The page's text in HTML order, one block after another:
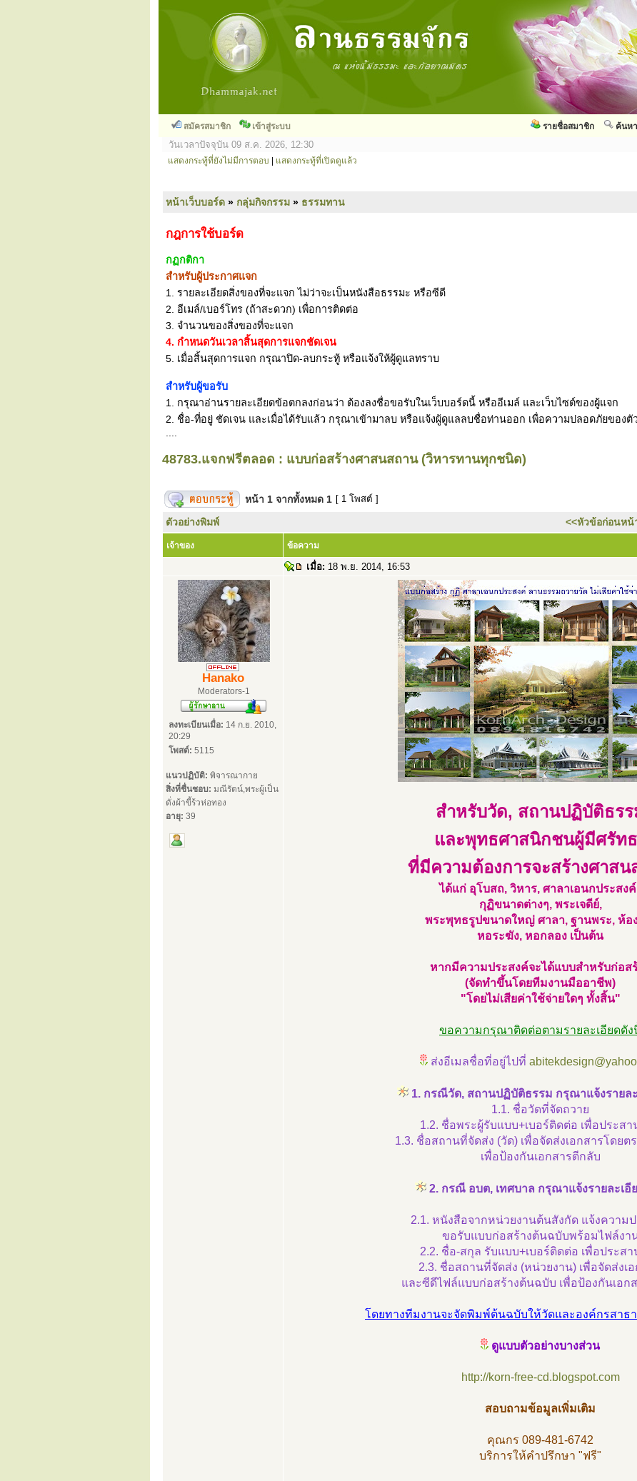
สมัครสมาชิก เข้าสู่ระบบ ค้นหา
รายชื่อสมาชิก
วันเวลาปัจจุบัน 09 ส.ค. 2026, 12:30
แสดงกระทู้ที่ยังไม่มีการตอบ แสดงกระทู้ที่เปิดดูแล้ว
หน้าเว็บบอร์ด » กลุ่มกิจกรรม » ธรรมทาน
กฎการใช้บอร์ด
กฏกติกา
สำหรับผู้ประกาศแจก
1. รายละเอียดสิ่งของที่จะแจก ไม่ว่าจะเป็นหนังสือธรรมะ หรือซีดี
2. อีเมล์/เบอร์โทร (ถ้าสะดวก) เพื่อการติดต่อ
3. จำนวนของสิ่งของที่จะแจก
4. กำหนดวันเวลาสิ้นสุดการแจกชัดเจน
5. เมื่อสิ้นสุดการแจก กรุณาปิด-ลบกระทู้ หรือแจ้งให้ผู้ดูแลทราบ
สำหรับผู้ขอรับ
1. กรุณาอ่านรายละเอียดข้อตกลงก่อนว่า ต้องลงชื่อขอรับในเว็บบอร์ดนี้ หรืออีเมล์ และเว็บไซต์ของผู้แจก
2. ชื่อ-ที่อยู่ ชัดเจน และเมื่อได้รับแล้ว กรุณาเข้ามาลบ หรือแจ้งผู้ดูแลลบชื่อท่านออก เพื่อความปลอดภัยของตั
48783.แจกฟรีตลอด : แบบก่อสร้างศาสนสถาน (วิหารทานทุกชนิด)
หน้า 1 จากทั้งหมด 1 [ 1 โพสต์ ]
ตัวอย่างพิมพ์ <<หัวข้อก่อนหน้
เจ้าของ ข้อความ
เมื่อ: 18 พ.ย. 2014, 16:53
Hanako
Moderators-1
ลงทะเบียนเมื่อ: 14 ก.ย. 2010,
20:29
โพสต์: 5115
แนวปฏิบัติ: พิจารณากาย
สิ่งที่ชื่นชอบ: มณีรัตน์,พระผู้เป็น
ดั่งผ้าขี้ร้วห่อทอง
อายุ: 39
สำหรับวัด, สถานปฏิบัติธร
และพุทธศาสนิกชนผู้มีศรัท
ที่มีความต้องการจะสร้างศาสน
ได้แก่ อุโบสถ, วิหาร, ศาลาเอนกประสงค์
กุฏิขนาดต่างๆ, พระเจดีย์,
พระพุทธรูปขนาดใหญ่ ศาลา, ฐานพระ, ห้อ
หอระฆัง, หอกลอง เป็นต้น
หากมีความประสงค์จะได้แบบสำหรับก่อส
(จัดทำขึ้นโดยทีมงานมืออาชีพ)
"โดยไม่เสียค่าใช้จ่ายใดๆ ทั้งสิ้น"
ขอความกรุณาติดต่อตามรายละเอียดดัง
ส่งอีเมลชื่อที่อยู่ไปที่
1. กรณีวัด, สถานปฏิบัติธรรม กรุณาแจ้งรายล
1.1. ชื่อวัดที่จัดถวาย
1.2. ชื่อพระผู้รับแบบ+เบอร์ติดต่อ เพื่อประสา
1.3. ชื่อสถานที่จัดส่ง (วัด) เพื่อจัดส่งเอกสารโดยต
เพื่อป้องกันเอกสารตีกลับ
2. กรณี อบต, เทศบาล กรุณาแจ้งรายละเอี
2.1. หนังสือจากหน่วยงานต้นสังกัด แจ้งความ
ขอรับแบบก่อสร้างต้นฉบับพร้อมไฟล์งา
2.2. ชื่อ-สกุล รับแบบ+เบอร์ติดต่อ เพื่อประสา
2.3. ชื่อสถานที่จัดส่ง (หน่วยงาน) เพื่อจัดส่งเ
และซีดีไฟล์แบบก่อสร้างต้นฉบับ เพื่อป้องกันเอก
โดยทางทีมงานจะจัดพิมพ์ต้นฉบับให้วัดและองค์กรสาธ
ดูแบบตัวอย่างบางส่วน
http://korn-free-cd.blogspot.com
สอบถามข้อมูลเพิ่มเติม
คุณกร 089-481-6742
บริการให้คำปรึกษา "ฟรี"